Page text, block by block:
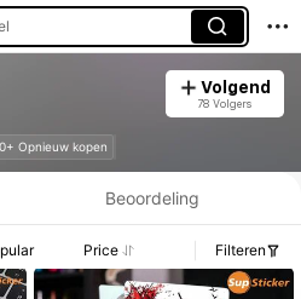
Volgend
78 Volgers
Opnieuw kopen
Verkoop- en Voorraadgegevens.
Beoordeling
Price Filteren